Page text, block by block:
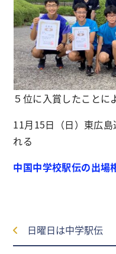
５位に入賞したことに
11月15日（日）東広
れる
中国中学校駅伝の出場
日曜日は中学駅伝